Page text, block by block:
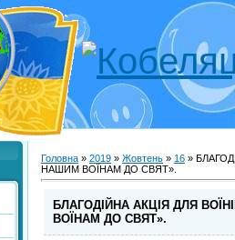
Головна » 2019 » Жовтень » 16 »
НАШИМ ВОЇНАМ ДО СВЯТ».
БЛАГОДІЙНА АКЦІЯ ДЛЯ
ВОЇНАМ ДО СВЯТ».